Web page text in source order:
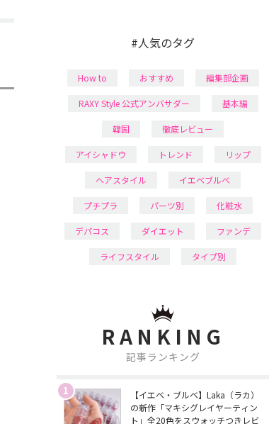
#人気のタグ
How to おすすめ 編集部企画
RAXY Style 公式アンバサダー 基本編
韓国 徹底レビュー
アイシャドウ トレンド リップ
ヘアスタイル イエベブルベ
プチプラ パーツ別 化粧水
デパコス ダイエット ファンデ
ライフスタイル タイプ別
RANKING
記事ランキング
1
【イエベ・ブルベ】Laka（ラカ）
の新作「マキシグレイヤーティン
ト」全20色をスウォッチつきレビ